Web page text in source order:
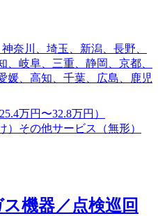
奈川、埼玉、新潟、長野、
岐阜、三重、静岡、京都、
媛、高知、千葉、広島、鹿児
万円〜32.8万円）
） その他サービス（無形）
ス機器／点検巡回